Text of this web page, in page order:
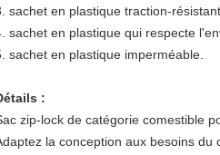
sachet en plastique traction-
sachet en plastique qui respecte
sachet en plastique imperméable.
:
zip-lock de catégorie comestible
la conception aux besoins du